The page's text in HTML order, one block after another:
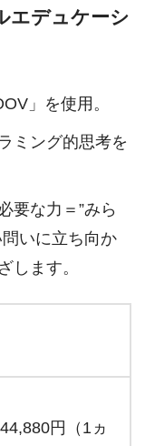
エデュケーシ
」を使用。
ミング的思考を
要な力＝”みら
いに立ち向か
します。
円（1ヵ